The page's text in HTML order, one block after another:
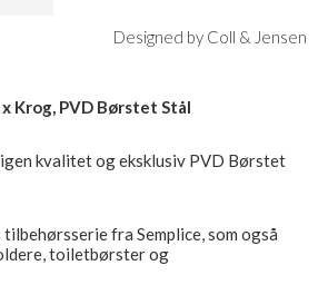
Designed by Coll & Jensen
x Krog, PVD Børstet Stål
kvalitet og eksklusiv PVD Børstet
fra Semplice, som også
toiletbørster og